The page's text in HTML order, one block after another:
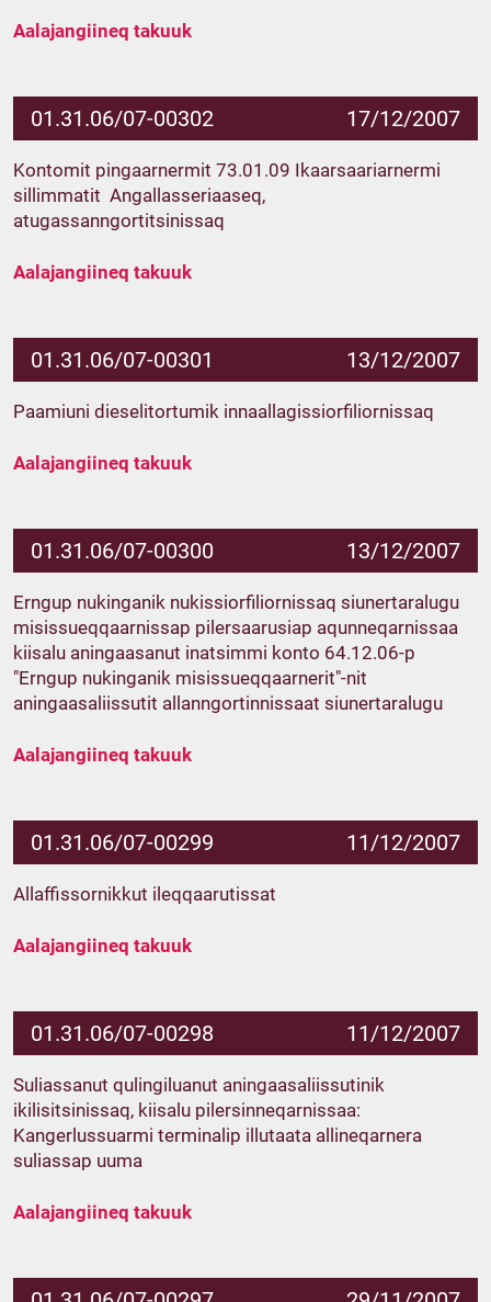
Aalajangiineq takuuk
01.31.06/07-00302 17/12/2007
Kontomit pingaarnermit 73.01.09 Ikaarsaariarnermi
sillimmatit ­ Angallasseriaaseq,
atugassanngortitsinissaq
Aalajangiineq takuuk
01.31.06/07-00301 13/12/2007
Paamiuni dieselitortumik innaallagissiorfiliornissaq
Aalajangiineq takuuk
01.31.06/07-00300 13/12/2007
Erngup nukinganik nukissiorfiliornissaq siunertaralugu
misissueqqaarnissap pilersaarusiap aqunneqarnissaa
kiisalu aningaasanut inatsimmi konto 64.12.06-p
"Erngup nukinganik misissueqqaarnerit"-nit
aningaasaliissutit allanngortinnissaat siunertaralugu
Aalajangiineq takuuk
01.31.06/07-00299 11/12/2007
Allaffissornikkut ileqqaarutissat
Aalajangiineq takuuk
01.31.06/07-00298 11/12/2007
Suliassanut qulingiluanut aningaasaliissutinik
ikilisitsinissaq, kiisalu pilersinneqarnissaa:
Kangerlussuarmi terminalip illutaata allineqarnera
suliassap uuma
Aalajangiineq takuuk